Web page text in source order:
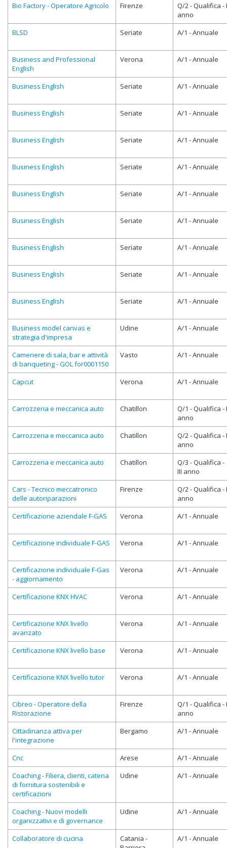
Bio Factory - Operatore Agricolo Firenze
Q/2 - Qualifica -
anno
BLSD
Seriate A/1 - Annuale
Business and Professional
English
Verona A/1 - Annuale
Business English Seriate A/1 - Annuale
Business English Seriate A/1 - Annuale
Business English Seriate A/1 - Annuale
Business English Seriate A/1 - Annuale
Business English Seriate A/1 - Annuale
Business English Seriate A/1 - Annuale
Business English Seriate A/1 - Annuale
Business English Seriate A/1 - Annuale
Business English Seriate A/1 - Annuale
Business model canvas e
strategia d'impresa
Udine A/1 - Annuale
Cameriere di sala, bar e attività
di banqueting - GOL for0001150
Vasto A/1 - Annuale
Capcut Verona A/1 - Annuale
Carrozzeria e meccanica auto Chatillon
Q/1 - Qualifica - I
anno
Carrozzeria e meccanica auto
Chatillon
Q/2 - Qualifica -
anno
Carrozzeria e meccanica auto
Chatillon
Q/3 - Qualifica -
III anno
Cars - Tecnico meccatronico
delle autoriparazioni
Firenze
Q/2 - Qualifica -
anno
Certificazione aziendale F-GAS
Verona A/1 - Annuale
Certificazione individuale F-GAS Verona A/1 - Annuale
Certificazione individuale F-Gas
- aggiornamento
Verona A/1 - Annuale
Certificazione KNX HVAC Verona A/1 - Annuale
Certificazione KNX livello
avanzato
Verona A/1 - Annuale
Certificazione KNX livello base Verona A/1 - Annuale
Certificazione KNX livello tutor Verona A/1 - Annuale
Cibreo - Operatore della
Ristorazione
Firenze
Q/1 - Qualifica - I
anno
Cittadinanza attiva per
l'integrazione
Bergamo A/1 - Annuale
Cnc Arese
A/1 - Annuale
Coaching - Filiera, clienti, catena
di fornitura sostenibili e
certificazioni
Udine A/1 - Annuale
Coaching - Nuovi modelli
organizzativi e di governance
Udine A/1 - Annuale
Collaboratore di cucina
Catania -
A/1 - Annuale